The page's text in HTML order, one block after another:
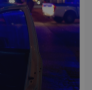
YouTube
.youtube.com